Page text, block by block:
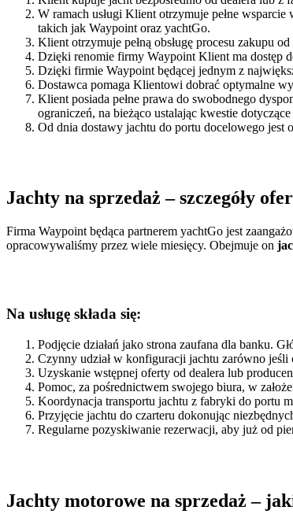
W ramach usługi Klient otrzymuje pełne
takich jak Waypoint oraz yachtGo.
Klient otrzymuje pełną obsługę procesu zakupu
Dzięki renomie firmy Waypoint Klient ma dostęp
Dzięki firmie Waypoint będącej jednym z
Dostawca pomaga Klientowi dobrać optymalne
Klient posiada pełne prawa do swobodnego
ograniczeń, na bieżąco ustalając kwestie
Od dnia dostawy jachtu do portu docelowego jest
Jachty na sprzedaż – szczegóły
Firma Waypoint będąca partnerem yachtGo jest
opracowywaliśmy przez wiele miesięcy. Obejmuje on
Na usługę składa się:
Podjęcie działań jako strona zaufana dla banku.
Czynny udział w konfiguracji jachtu zarówno
Uzyskanie wstępnej oferty od dealera lub
Pomoc, za pośrednictwem swojego biura, w
Koordynacja transportu jachtu z fabryki do portu
Przyjęcie jachtu do czarteru dokonując
Regularne pozyskiwanie rezerwacji, aby już od
Jachty motorowe na sprzedaż –